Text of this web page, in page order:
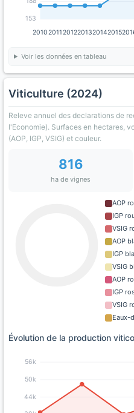
153
201020112012201320142015
Voir les données en tableau
Viticulture (2024)
Releve annuel des declarations de
l'Economie). Surfaces en hectares,
(AOP, IGP, VSIG) et couleur.
816
ha de vignes
AOP
IGP
VSIG
AOP
IGP
VSIG
AOP
IGP
VSIG
Eaux-
Évolution de la production
44k
50k
56k